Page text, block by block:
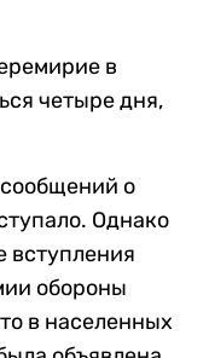
в
четыре дня,
о
Однако
вступления
обороны
в населенных